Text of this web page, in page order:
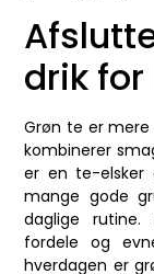
drik
Grøn te er
kombinerer
er en te-elsker
mange gode
daglige rutine.
fordele og
hverdagen er